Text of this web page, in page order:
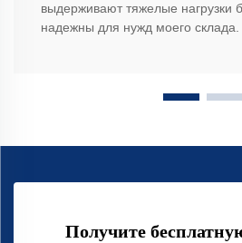
выдерживают тяжелые нагрузки
надежны для нужд моего склада.
Получите